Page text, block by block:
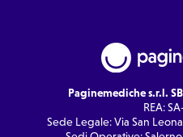
Paginemediche s.r.l. SB
REA:
Sede Legale: Via San